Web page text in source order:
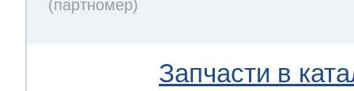
Запчасти в